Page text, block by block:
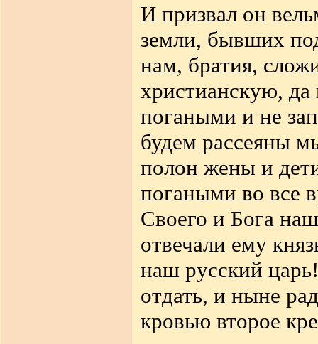
И призвал он
земли, бывших
нам, братия,
христианскую, да
погаными и не
будем рассеяны
полон жены и
погаными во все
Своего и Бога
отвечали ему
наш русский
отдать, и ныне
кровью второе